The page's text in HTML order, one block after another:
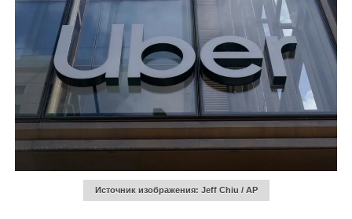
Источник изображения: Jeff Chiu / AP